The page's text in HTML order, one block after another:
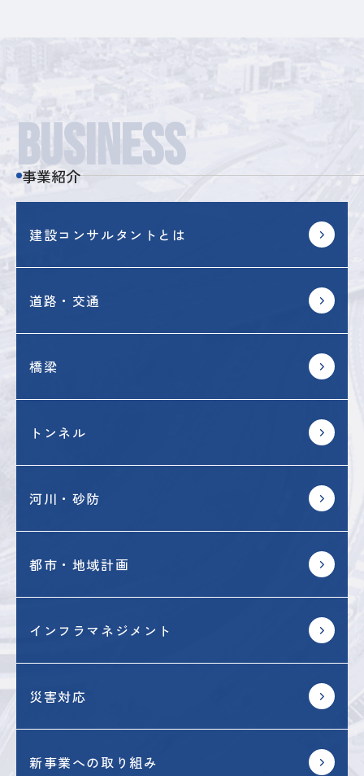
BUSINESS
事業紹介
建設コンサルタントとは
道路・交通
橋梁
トンネル
河川・砂防
都市・地域計画
インフラマネジメント
災害対応
新事業への取り組み